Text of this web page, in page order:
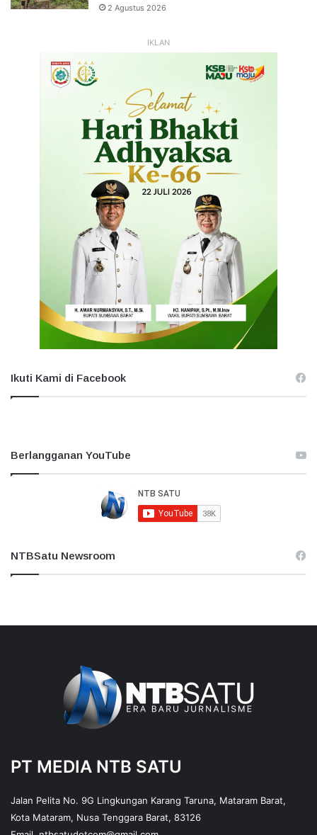
2 Agustus 2026
IKLAN
Ikuti Kami di Facebook
Berlangganan YouTube
NTBSatu Newsroom
PT MEDIA NTB SATU
Jalan Pelita No. 9G Lingkungan Karang Taruna, Mataram Barat,
Kota Mataram, Nusa Tenggara Barat, 83126